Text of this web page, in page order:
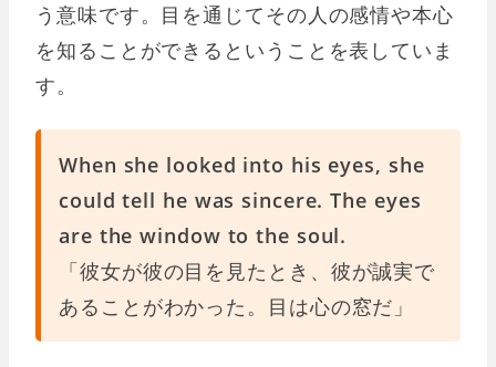
う意味です。目を通じてその人の感情や本心
を知ることができるということを表していま
す。
When she looked into his eyes, she
could tell he was sincere. The eyes
are the window to the soul.
「彼女が彼の目を見たとき、彼が誠実で
あることがわかった。目は心の窓だ」